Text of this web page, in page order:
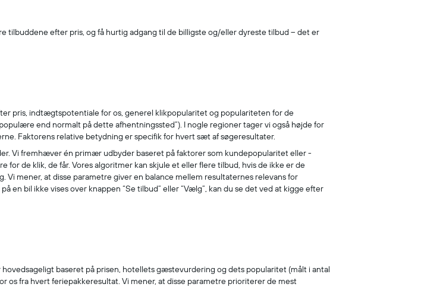
tilbuddene efter pris, og få hurtig adgang til de billigste og/eller dyreste tilbud – det er
pris, indtægtspotentiale for os, generel klikpopularitet og populariteten for de
end normalt på dette afhentningssted”). I nogle regioner tager vi også højde for
Faktorens relative betydning er specifik for hvert sæt af søgeresultater.
Vi fremhæver én primær udbyder baseret på faktorer som kundepopularitet eller -
de klik, de får. Vores algoritmer kan skjule et eller flere tilbud, hvis de ikke er de
mener, at disse parametre giver en balance mellem resultaternes relevans for
bil ikke vises over knappen “Se tilbud” eller “Vælg”, kan du se det ved at kigge efter
baseret på prisen, hotellets gæstevurdering og dets popularitet (målt i antal
fra hvert feriepakkeresultat. Vi mener, at disse parametre prioriterer de mest